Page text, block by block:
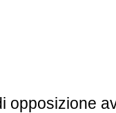
opposizione